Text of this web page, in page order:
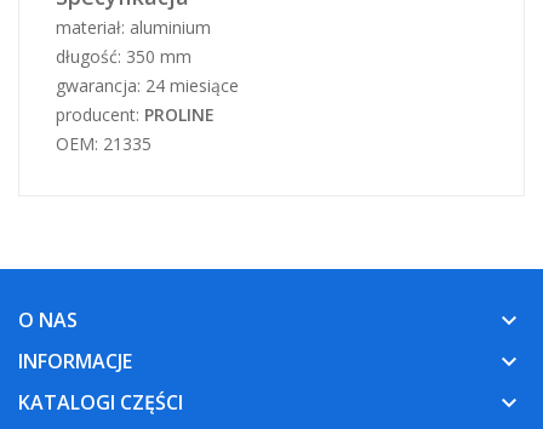
materiał: aluminium
długość: 350 mm
gwarancja: 24 miesiące
producent: PROLINE
OEM: 21335
O NAS keyboard_arrow_down
INFORMACJE keyboard_arrow_down
KATALOGI CZĘŚCI keyboard_arrow_down